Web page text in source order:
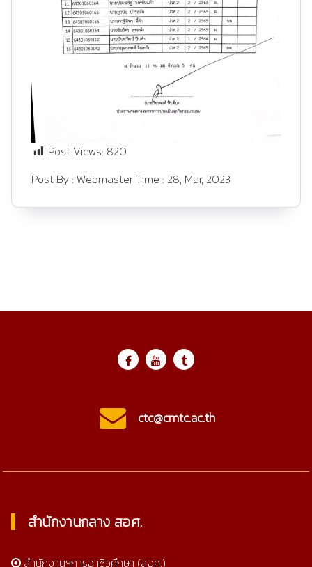
Post Views: 820
Post By : WebmasterTime : 28, Mar, 2023
ctc@cmtc.ac.th
สำนักงานกลาง สอศ.
สำนักงานฯการอาชีวศึกษา (สอศ.)